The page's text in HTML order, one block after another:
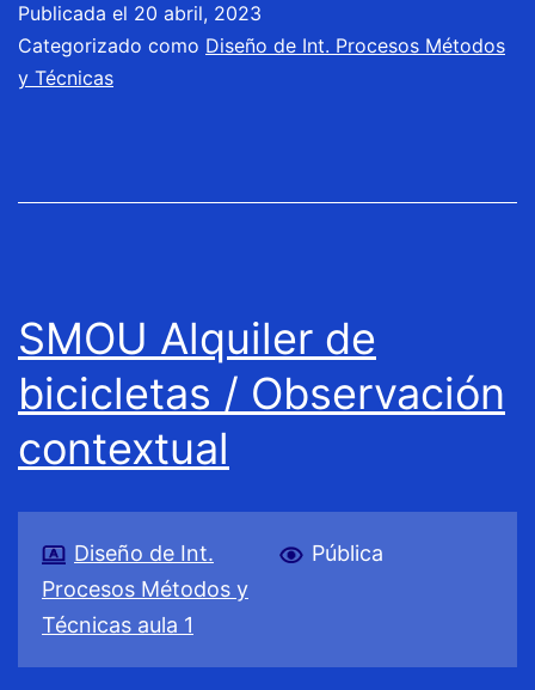
Publicada el 20 abril, 2023
Categorizado como Diseño de Int. Procesos Métodos
y Técnicas
SMOU Alquiler de
bicicletas / Observación
contextual
Diseño de Int.
Procesos Métodos y
Técnicas aula 1
Pública